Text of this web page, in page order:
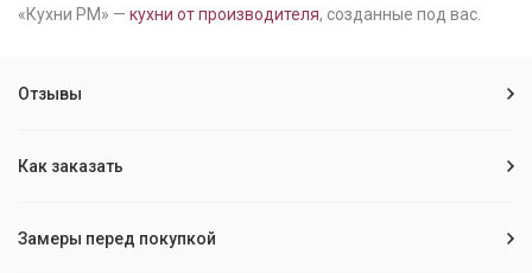
«Кухни РМ» — кухни от производителя, созданные под вас.
Отзывы
Как заказать
Замеры перед покупкой